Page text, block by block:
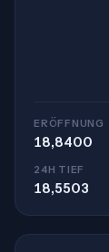
ERÖFFNUNG
18,8400
24H TIEF
18,5503